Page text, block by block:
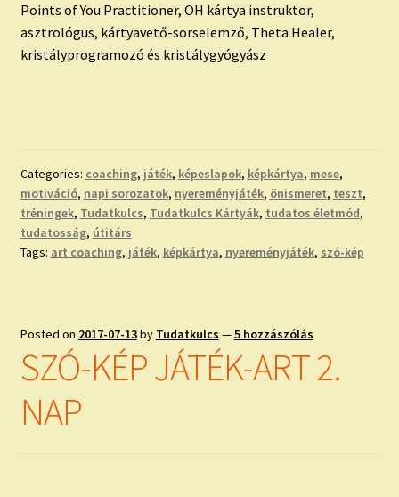
Points of You Practitioner, OH kártya instruktor,
asztrológus, kártyavető-sorselemző, Theta Healer,
kristályprogramozó és kristálygyógyász
Categories: coaching, játék, képeslapok, képkártya, mese,
motiváció, napi sorozatok, nyereményjáték, önismeret, teszt,
tréningek, Tudatkulcs, Tudatkulcs Kártyák, tudatos életmód,
tudatosság, útitárs
Tags: art coaching, játék, képkártya, nyereményjáték, szó-kép
Posted on 2017-07-13by Tudatkulcs —5 hozzászólás
SZÓ-KÉP JÁTÉK-ART 2.
NAP